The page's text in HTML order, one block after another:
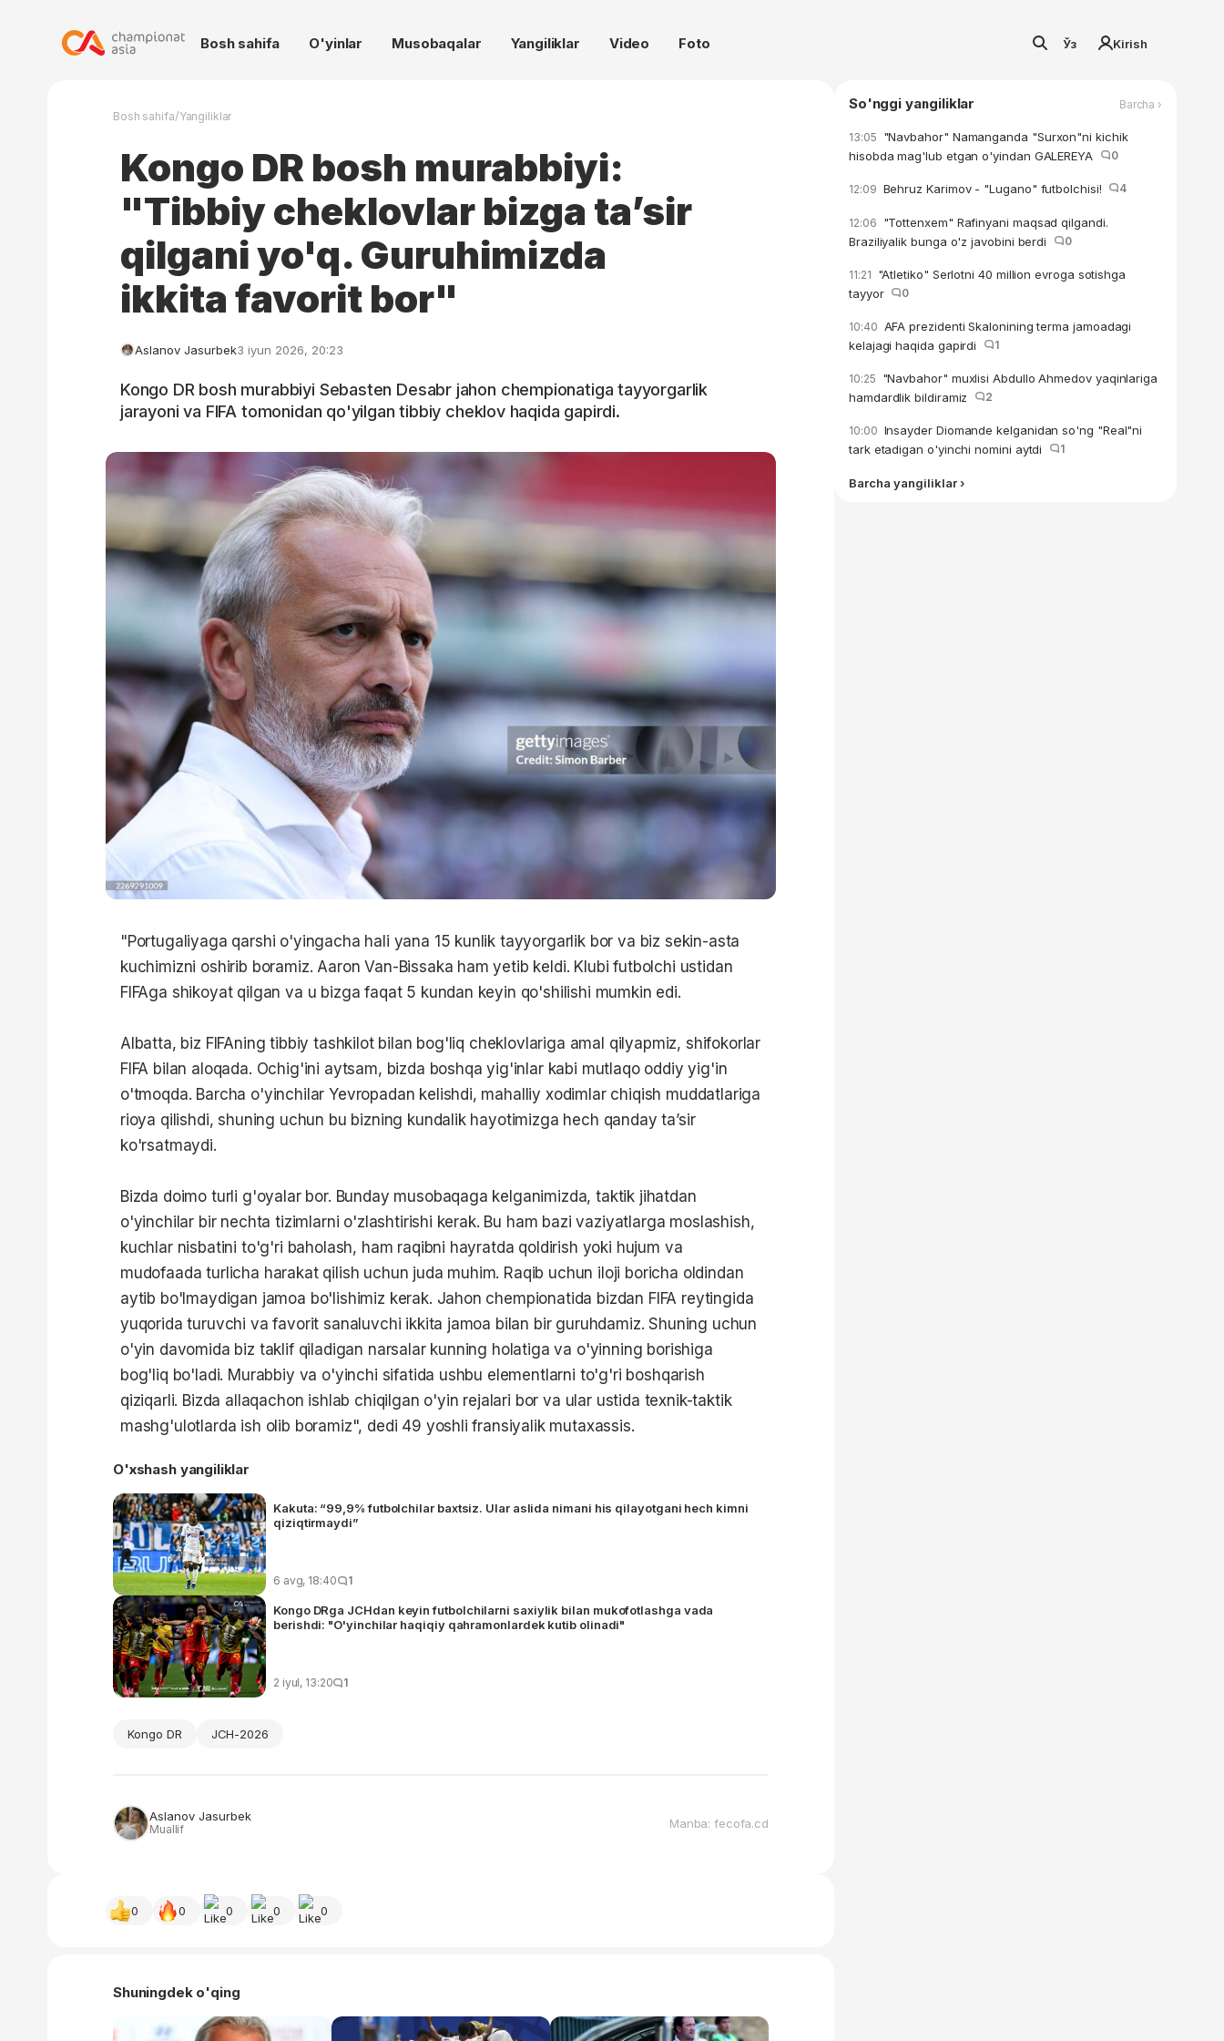
Bosh sahifa O'yinlar Musobaqalar Yangiliklar Video Foto Ўз Kirish
Bosh sahifa/Yangiliklar
Kongo DR bosh murabbiyi:
"Tibbiy cheklovlar bizga ta’sir
qilgani yo'q. Guruhimizda
ikkita favorit bor"
Aslanov Jasurbek3 iyun 2026, 20:23
Kongo DR bosh murabbiyi Sebasten Desabr jahon chempionatiga tayyorgarlik
jarayoni va FIFA tomonidan qo'yilgan tibbiy cheklov haqida gapirdi.
"Portugaliyaga qarshi o'yingacha hali yana 15 kunlik tayyorgarlik bor va biz sekin-asta
kuchimizni oshirib boramiz. Aaron Van-Bissaka ham yetib keldi. Klubi futbolchi ustidan
FIFAga shikoyat qilgan va u bizga faqat 5 kundan keyin qo'shilishi mumkin edi.
Albatta, biz FIFAning tibbiy tashkilot bilan bog'liq cheklovlariga amal qilyapmiz, shifokorlar
FIFA bilan aloqada. Ochig'ini aytsam, bizda boshqa yig'inlar kabi mutlaqo oddiy yig'in
o'tmoqda. Barcha o'yinchilar Yevropadan kelishdi, mahalliy xodimlar chiqish muddatlariga
rioya qilishdi, shuning uchun bu bizning kundalik hayotimizga hech qanday ta’sir
ko'rsatmaydi.
Bizda doimo turli g'oyalar bor. Bunday musobaqaga kelganimizda, taktik jihatdan
o'yinchilar bir nechta tizimlarni o'zlashtirishi kerak. Bu ham bazi vaziyatlarga moslashish,
kuchlar nisbatini to'g'ri baholash, ham raqibni hayratda qoldirish yoki hujum va
mudofaada turlicha harakat qilish uchun juda muhim. Raqib uchun iloji boricha oldindan
aytib bo'lmaydigan jamoa bo'lishimiz kerak. Jahon chempionatida bizdan FIFA reytingida
yuqorida turuvchi va favorit sanaluvchi ikkita jamoa bilan bir guruhdamiz. Shuning uchun
o'yin davomida biz taklif qiladigan narsalar kunning holatiga va o'yinning borishiga
bog'liq bo'ladi. Murabbiy va o'yinchi sifatida ushbu elementlarni to'g'ri boshqarish
qiziqarli. Bizda allaqachon ishlab chiqilgan o'yin rejalari bor va ular ustida texnik-taktik
mashg'ulotlarda ish olib boramiz", dedi 49 yoshli fransiyalik mutaxassis.
O'xshash yangiliklar
Kakuta: “99,9% futbolchilar baxtsiz. Ular aslida nimani his qilayotgani hech kimni
qiziqtirmaydi”
6 avg, 18:40 1
Kongo DRga JCHdan keyin futbolchilarni saxiylik bilan mukofotlashga vada
berishdi: "O'yinchilar haqiqiy qahramonlardek kutib olinadi"
2 iyul, 13:20 1
Kongo DR JCH-2026
Aslanov Jasurbek
Muallif Manba: fecofa.cd
0 0 0 0 0
Shuningdek o'qing
So'nggi yangiliklar Barcha ›
13:05 "Navbahor" Namanganda "Surxon"ni kichik
hisobda mag'lub etgan o'yindan GALEREYA
0
12:09 Behruz Karimov - "Lugano" futbolchisi! 4
12:06 "Tottenxem" Rafinyani maqsad qilgandi.
Braziliyalik bunga o'z javobini berdi
0
11:21 "Atletiko" Serlotni 40 million evroga sotishga
tayyor
0
10:40 AFA prezidenti Skalonining terma jamoadagi
kelajagi haqida gapirdi
1
10:25 "Navbahor" muxlisi Abdullo Ahmedov yaqinlariga
hamdardlik bildiramiz
2
10:00 Insayder Diomande kelganidan so'ng "Real"ni
tark etadigan o'yinchi nomini aytdi
1
Barcha yangiliklar ›